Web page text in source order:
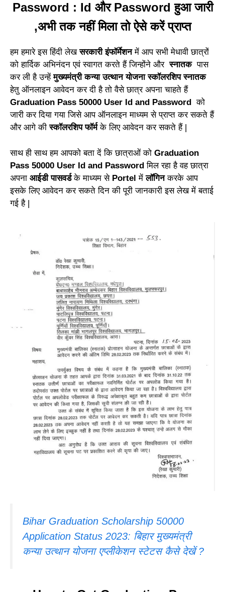
Password : Id और Password हुआ जारी
,अभी तक नहीं मिला तो ऐसे करें प्राप्त
हम हमारे इस हिंदी लेखसरकारी इंफॉर्मेशनमें आप सभी मेधावी छात्रों
को हार्दिक अभिनंदन एवं स्वागत करते हैं जिन्होंने और स्नातकपास
कर ली है उन्हेंमुख्यमंत्री कन्या उत्थान योजना स्कॉलरशिप स्नातक
हेतु ऑनलाइन आवेदन कर दी है तो वैसे छात्र अपना चाहते हैं
Graduation Pass 50000 User Id and Password
को
जारी कर दिया गया जिसे आप ऑनलाइन माध्यम से प्राप्त कर सकते हैं
और आगे की स्कॉलरशिप फॉर्मके लिए आवेदन कर सकते हैं |
साथ ही साथ हम आपको बता दें कि छात्राओं को Graduation
Pass 50000 User Id and Password मिल रहा है वह छात्रा
अपना आईडी पासवर्डके माध्यम से Portel में लॉगिनकरके आप
इसके लिए आवेदन कर सकते दिन की पूरी जानकारी इस लेख में बताई
गई है |
Bihar Graduation Scholarship 50000
Application Status 2023: बिहार मुख्यमंत्री
कन्या उत्थान योजना एप्लीकेशन स्टेटस कैसे देखें ?